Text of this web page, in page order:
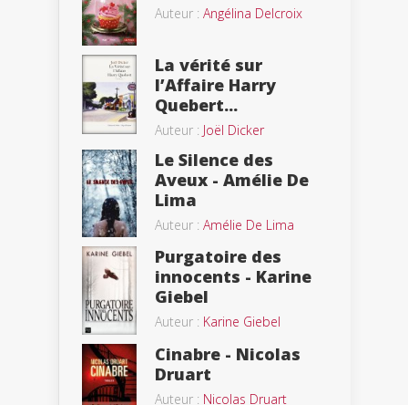
Auteur : Angélina Delcroix
La vérité sur
l’Affaire Harry
Quebert...
Auteur : Joël Dicker
Le Silence des
Aveux - Amélie De
Lima
Auteur : Amélie De Lima
Purgatoire des
innocents - Karine
Giebel
Auteur : Karine Giebel
Cinabre - Nicolas
Druart
Auteur : Nicolas Druart